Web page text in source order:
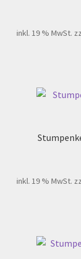
inkl. 19 % MwSt.
inkl. 19 % MwSt.